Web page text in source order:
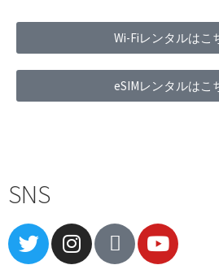
Wi-Fiレンタルはこ
eSIMレンタルはこ
SNS